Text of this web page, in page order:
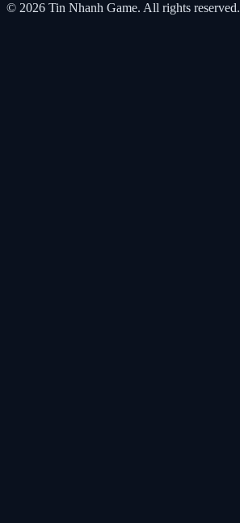
© 2026 Tin Nhanh Game. All rights reserved.